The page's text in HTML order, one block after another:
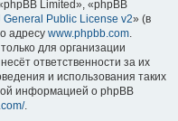
Limited», «phpBB
General Public License v2» (в
адресу www.phpbb.com.
для организации
ответственности за их
и использования таких
информацией о phpBB
.